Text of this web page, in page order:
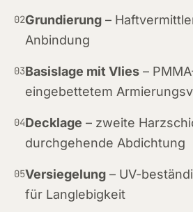
02Grundierung –
Anbindung
03Basislage mit Vlies –
eingebettetem
04Decklage – zweite
durchgehende Abdichtung
05Versiegelung – UV-
für Langlebigkeit